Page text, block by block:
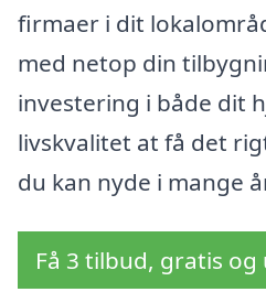
firmaer i dit
med netop din
investering i både dit
livskvalitet at få det
du kan nyde i mange
Få 3 tilbud, gratis